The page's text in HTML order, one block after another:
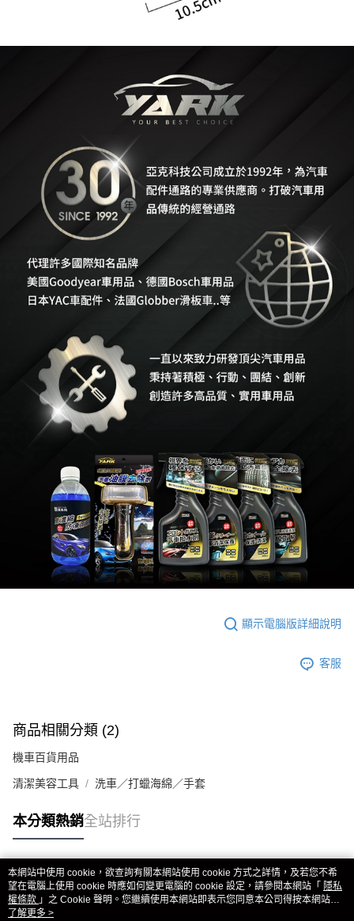
顯示電腦版詳細說明
客服
商品相關分類 (2)
機車百貨用品
清潔美容工具 洗車／打蠟海綿／手套
本分類熱銷全站排行
熱門標籤
本網站中使用 cookie，欲查詢有關本網站使用 cookie 方式之詳情，及若您不希
望在電腦上使用 cookie 時應如何變更電腦的 cookie 設定，請參閱本網站「 隱私
權條款 」之 Cookie 聲明。您繼續使用本網站即表示您同意本公司得按本網站使
用條款之 Cookie 聲明使用 cookie。
了解更多 >